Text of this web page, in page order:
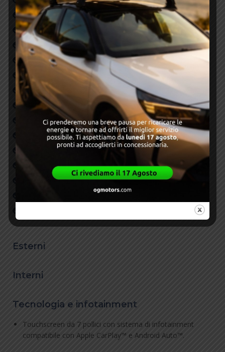
Bluetooth
Carplay/Android Auto
Chiusura centralizzata
Climatizzatore
ESP
Fendinebbia
Navigatore
RETROCAMERA
RETROVISORI ELETTRICI
SENSORI DI PARCHEGGIO
SISTEMI ADAS
Esterni
Interni
Tecnologia e infotainment
Touchscreen da 7 pollici con sistema di infotainment
compatibile con Apple CarPlay™ e Android Auto™.